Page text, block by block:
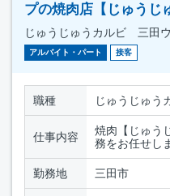
プの焼肉店【じゅうじ
じゅうじゅうカルビ 三田
アルバイト・パート 接客
職種 じゅうじゅう
仕事内容
焼肉【じゅう
務をお任せし
勤務地 三田市